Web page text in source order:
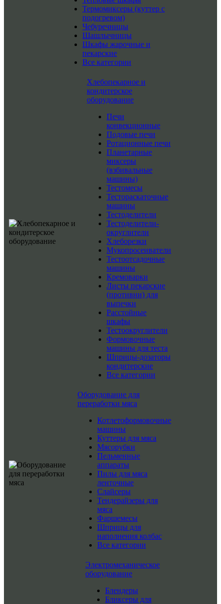
Термомиксеры (куттер с
подогревом)
Чебуречницы
Шашлычницы
Шкафы жарочные и
пекарские
Все категории
Хлебопекарное и
кондитерское
оборудование
Печи
конвекционные
Подовые печи
Ротационные печи
Планетарные
миксеры
(взбивальные
машины)
Тестомесы
Тестораскаточные
машины
Тестоделители
Тестоделители-
округлители
Хлеборезки
Мукопросеиватели
Тестоотсадочные
машины
Кремоварки
Листы пекарские
(противни) для
выпечки
Расстойные
шкафы
Тестоокруглители
Формовочные
машины для теста
Шприцы-дозаторы
кондитерские
Все категории
Оборудование для
переработки мяса
Котлетоформовочные
машины
Куттеры для мяса
Мясорубки
Пельменные
аппараты
Пилы для мяса
ленточные
Слайсеры
Тендерайзеры для
мяса
Фаршемесы
Шприцы для
наполнения колбас
Все категории
Электромеханическое
оборудование
Блендеры
Бликсеры для